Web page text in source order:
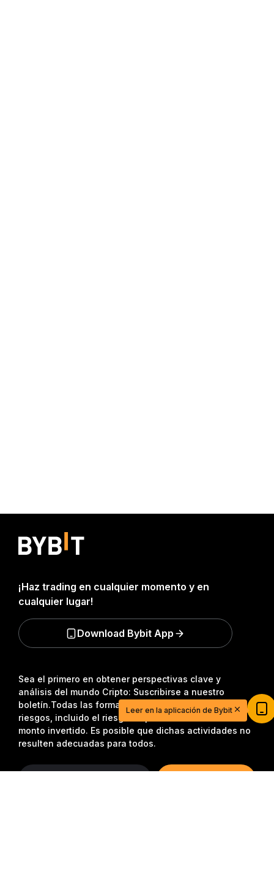
Sea el primero en obtener perspectivas clave y
análisis del mundo Cripto: Suscribirse a nuestro
boletín.Todas las formas de inversión conllevan
riesgos, incluido el riesgo de perder la totalidad del
monto invertido. Es posible que dichas actividades no
resulten adecuadas para todos.
¡Haz trading en cualquier momento y en
cualquier lugar!
Download Bybit App
Leer en la aplicación de Bybit